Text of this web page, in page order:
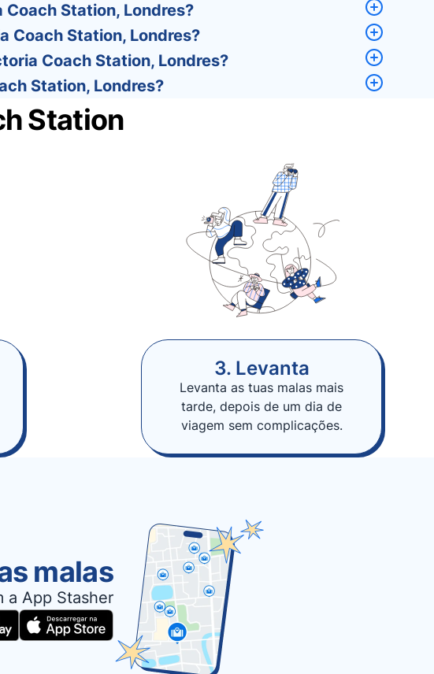
Station, Londres?
Coach Station, Londres?
Coach Station, Londres?
Station, Londres?
Station
3. Levanta
Levanta as tuas malas mais
tarde, depois de um dia de
viagem sem complicações.
malas
a App Stasher